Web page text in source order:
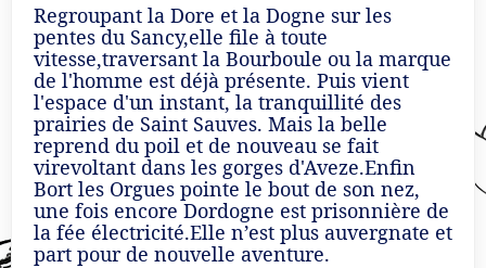
Regroupant la Dore et la Dogne sur les
pentes du Sancy,elle file à toute
vitesse,traversant la Bourboule ou la marque
de l'homme est déjà présente. Puis vient
l'espace d'un instant, la tranquillité des
prairies de Saint Sauves. Mais la belle
reprend du poil et de nouveau se fait
virevoltant dans les gorges d'Aveze.Enfin
Bort les Orgues pointe le bout de son nez,
une fois encore Dordogne est prisonnière de
la fée électricité.Elle n’est plus auvergnate et
part pour de nouvelle aventure.